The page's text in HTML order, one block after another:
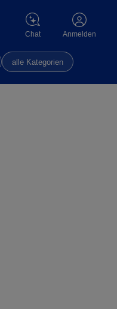
Chat Anmelden
alle Kategorien